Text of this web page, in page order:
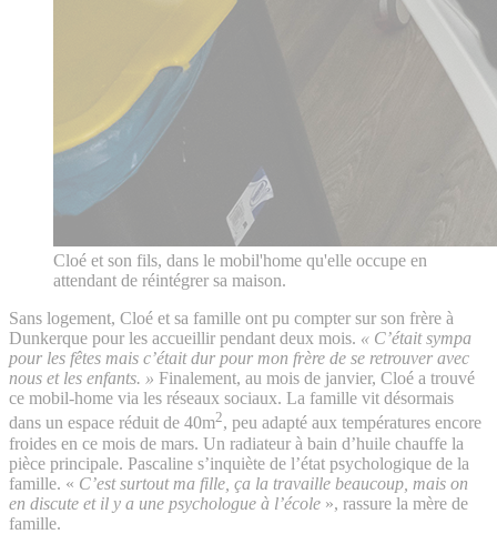
Cloé et son fils, dans le mobil'home qu'elle occupe en
attendant de réintégrer sa maison.
Sans logement, Cloé et sa famille ont pu compter sur son frère à
Dunkerque pour les accueillir pendant deux mois. « C’était sympa
pour les fêtes mais c’était dur pour mon frère de se retrouver avec
nous et les enfants. » Finalement, au mois de janvier, Cloé a trouvé
ce mobil-home via les réseaux sociaux. La famille vit désormais
dans un espace réduit de 40m2, peu adapté aux températures encore
froides en ce mois de mars. Un radiateur à bain d’huile chauffe la
pièce principale. Pascaline s’inquiète de l’état psychologique de la
famille. « C’est surtout ma fille, ça la travaille beaucoup, mais on
en discute et il y a une psychologue à l’école », rassure la mère de
famille.